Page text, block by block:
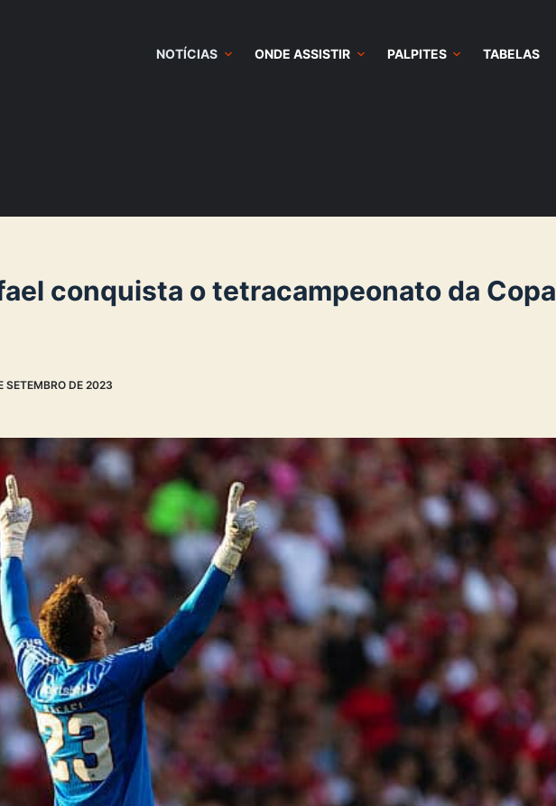
NOTÍCIAS ONDE ASSISTIR PALPITES TABELAS
conquista o tetracampeonato da Copa
SETEMBRO DE 2023